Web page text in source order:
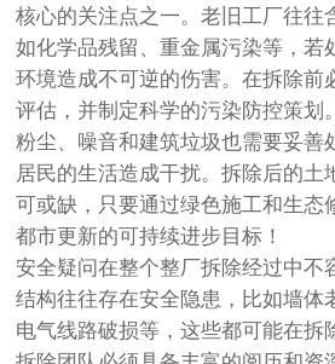
核心的关注点之一。老旧工厂往往
如化学品残留、重金属污染等，若
环境造成不可逆的伤害。在拆除前
评估，并制定科学的污染防控策划
粉尘、噪音和建筑垃圾也需要妥善
居民的生活造成干扰。拆除后的土
可或缺，只要通过绿色施工和生态
都市更新的可持续进步目标！
安全疑问在整个整厂拆除经过中不
结构往往存在安全隐患，比如墙体
电气线路破损等，这些都可能在拆